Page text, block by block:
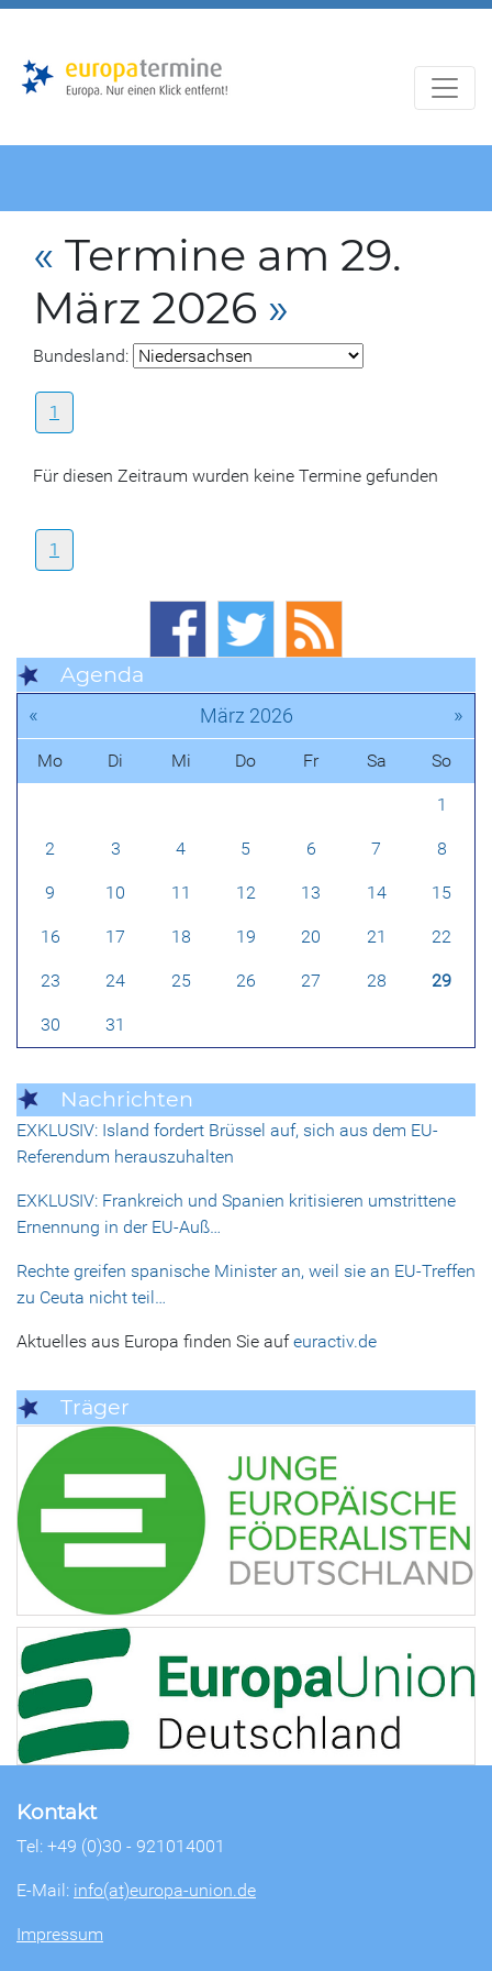
« Termine am 29.
März 2026 »
Bundesland:
1
Für diesen Zeitraum wurden keine Termine gefunden
1
Agenda
« März 2026 »
Mo Di Mi Do Fr Sa So
1
2 3 4 5 6 7 8
9 10 11 12 13 14 15
16 17 18 19 20 21 22
23 24 25 26 27 28 29
30 31
Nachrichten
EXKLUSIV: Island fordert Brüssel auf, sich aus dem EU-
Referendum herauszuhalten
EXKLUSIV: Frankreich und Spanien kritisieren umstrittene
Ernennung in der EU-Auß…
Rechte greifen spanische Minister an, weil sie an EU-Treffen
zu Ceuta nicht teil…
Aktuelles aus Europa finden Sie aufeuractiv.de
Träger
Kontakt
Tel: +49 (0)30 - 921014001
E-Mail: info(at)europa-union.de
Impressum